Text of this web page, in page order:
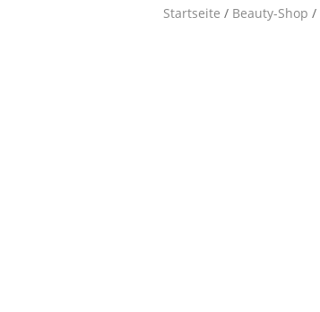
Startseite / Beauty-Shop /